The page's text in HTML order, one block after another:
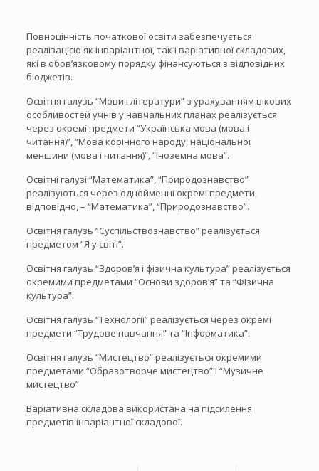
Повноцінність початкової освіти забезпечується
реалізацією як інваріантної, так і варіативної складових,
які в обов’язковому порядку фінансуються з відповідних
бюджетів.
Освітня галузь “Мови і літератури” з урахуванням вікових
особливостей учнів у навчальних планах реалізується
через окремі предмети “Українська мова (мова і
читання)”, “Мова корінного народу, національної
меншини (мова і читання)”, “Іноземна мова”.
Освітні галузі “Математика”, “Природознавство”
реалізуються через однойменні окремі предмети,
відповідно, – “Математика”, “Природознавство”.
Освітня галузь “Суспільствознавство” реалізується
предметом “Я у світі”.
Освітня галузь “Здоров’я і фізична культура” реалізується
окремими предметами “Основи здоров’я” та “Фізична
культура”.
Освітня галузь “Технології” реалізується через окремі
предмети “Трудове навчання” та “Інформатика”.
Освітня галузь “Мистецтво” реалізується окремими
предметами “Образотворче мистецтво” і “Музичне
мистецтво”
Варіативна складова використана на підсилення
предметів інваріантної складової.